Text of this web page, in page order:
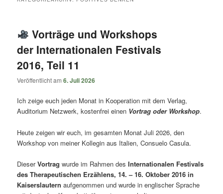
Vorträge und Workshops
der Internationalen Festivals
2016, Teil 11
Veröffentlicht am6. Juli 2026
Ich zeige euch jeden Monat in Kooperation mit dem Verlag,
Auditorium Netzwerk, kostenfrei einen Vortrag oder Workshop.
Heute zeigen wir euch, im gesamten Monat Juli 2026, den
Workshop von meiner Kollegin aus Italien, Consuelo Casula.
DieserVortragwurde im Rahmen des Internationalen Festivals
des Therapeutischen Erzählens, 14. – 16. Oktober 2016 in
Kaiserslauternaufgenommen und wurde in englischer Sprache